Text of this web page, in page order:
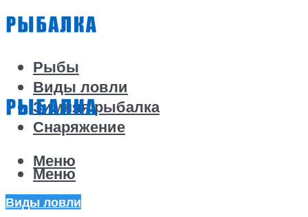
Рыбы
Виды ловли
Зимняя рыбалка
Снаряжение
Меню
Меню
Виды ловли